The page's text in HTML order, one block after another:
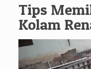
Tips
Kolam